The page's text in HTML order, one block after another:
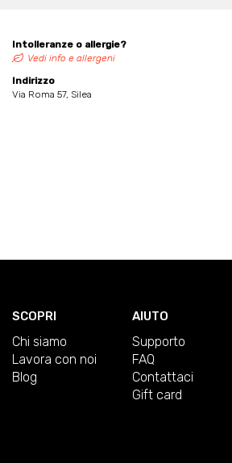
Intolleranze o allergie?
Vedi info e allergeni
Indirizzo
Via Roma 57, Silea
SCOPRI
Chi siamo
Lavora con noi
Blog
AIUTO
Supporto
FAQ
Contattaci
Gift card